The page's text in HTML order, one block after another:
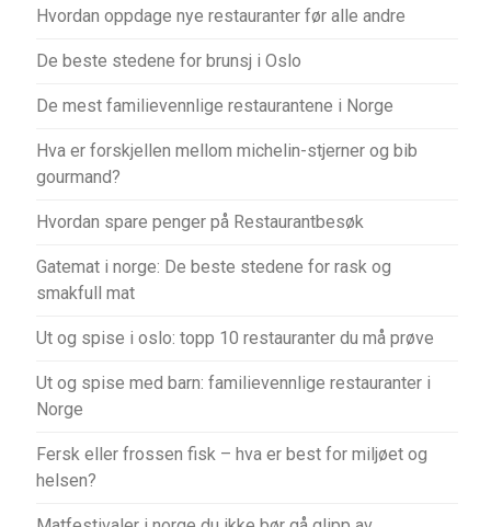
Hvordan oppdage nye restauranter før alle andre
De beste stedene for brunsj i Oslo
De mest familievennlige restaurantene i Norge
Hva er forskjellen mellom michelin-stjerner og bib
gourmand?
Hvordan spare penger på Restaurantbesøk
Gatemat i norge: De beste stedene for rask og
smakfull mat
Ut og spise i oslo: topp 10 restauranter du må prøve
Ut og spise med barn: familievennlige restauranter i
Norge
Fersk eller frossen fisk – hva er best for miljøet og
helsen?